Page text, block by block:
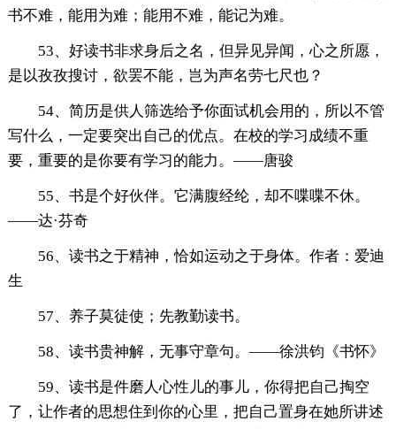
书不难，能用为难；能用不难，能记为难。
53、好读书非求身后之名，但异见异闻，心之所愿，
是以孜孜搜讨，欲罢不能，岂为声名劳七尺也？
54、简历是供人筛选给予你面试机会用的，所以不管
写什么，一定要突出自己的优点。在校的学习成绩不重
要，重要的是你要有学习的能力。——唐骏
55、书是个好伙伴。它满腹经纶，却不喋喋不休。
——达·芬奇
56、读书之于精神，恰如运动之于身体。作者：爱迪
生
57、养子莫徒使；先教勤读书。
58、读书贵神解，无事守章句。——徐洪钧《书怀》
59、读书是件磨人心性儿的事儿，你得把自己掏空
了，让作者的思想住到你的心里，把自己置身在她所讲述